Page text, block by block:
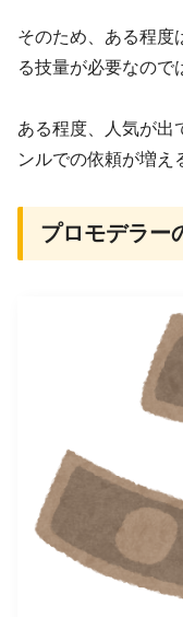
そのため、ある程度
る技量が必要なので
ある程度、人気が出
ンルでの依頼が増え
プロモデラー